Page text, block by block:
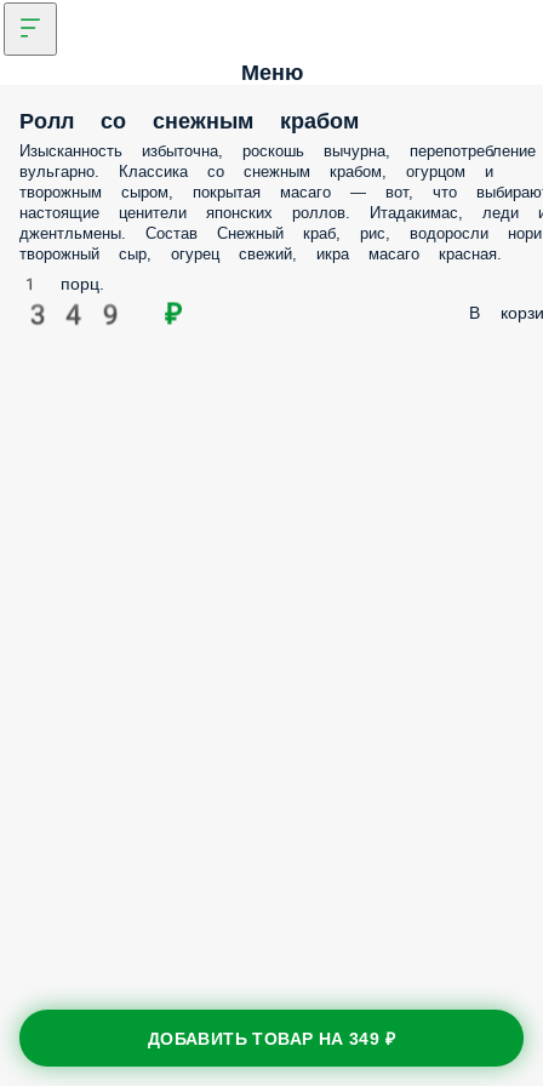
Меню
Ролл со снежным крабом
Изысканность избыточна, роскошь вычурна, перепотребление
вульгарно. Классика со снежным крабом, огурцом и
творожным сыром, покрытая масаго — вот, что
настоящие ценители японских роллов. Итадакимас, леди
джентльмены. Состав Снежный краб, рис, водоросли
творожный сыр, огурец свежий, икра масаго красная.
1 порц.
349 ₽ В
ДОБАВИТЬ ТОВАР НА349 ₽